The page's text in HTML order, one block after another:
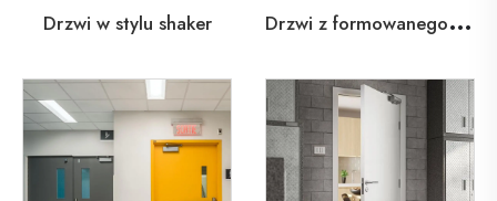
Drzwi w stylu shaker D
rzwi z formowanego HDF